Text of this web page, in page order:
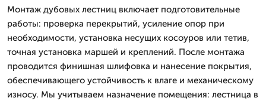
Монтаж дубовых лестниц включает подготовительные
работы: проверка перекрытий, усиление опор при
необходимости, установка несущих косоуров или тетив,
точная установка маршей и креплений. После монтажа
проводится финишная шлифовка и нанесение покрытия,
обеспечивающего устойчивость к влаге и механическому
износу. Мы учитываем назначение помещения: лестница в